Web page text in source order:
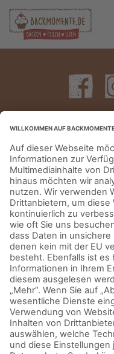
IMPRESSUM
© Aurora Mühlen GmbH -